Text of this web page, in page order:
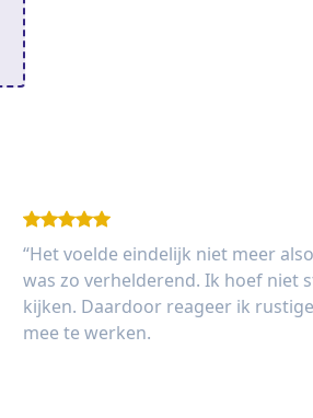
“Het voelde eindelijk niet meer
was zo verhelderend. Ik hoef niet
kijken. Daardoor reageer ik
mee te werken.